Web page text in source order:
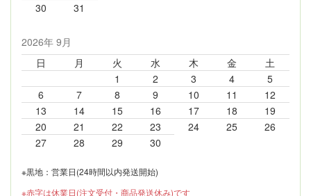
30
31
2026年 9月
日
月 火 水 木 金
土
1
2 3 4
5
6
7 8 9 10 11
12
13
14 15 16 17 18
19
20
21 22 23 24 25
26
27
28 29 30
※黒地：営業日(24時間以内発送開始)
※赤字は休業日(注文受付・商品発送休み)です